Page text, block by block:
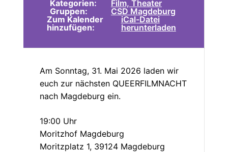
Kategorien:
Film, Theater
Gruppen:
CSD Magdeburg
Zum Kalender
hinzufügen:
iCal-Datei
herunterladen
Am Sonntag, 31. Mai 2026 laden wir
euch zur nächsten QUEERFILMNACHT
nach Magdeburg ein.
19:00 Uhr
Moritzhof Magdeburg
Moritzplatz 1, 39124 Magdeburg